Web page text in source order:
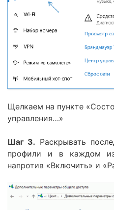
Щелкаем на пункте
управления…»
Шаг 3. Раскрывать
профили и в каждом
напротив «Включить» и